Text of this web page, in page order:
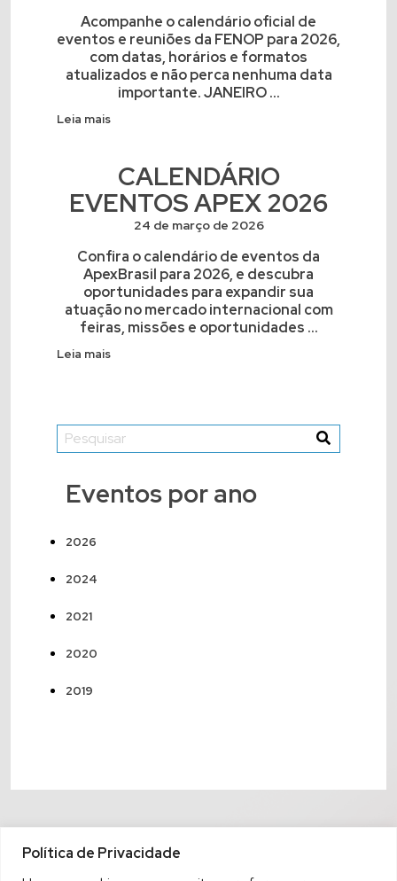
Política de Privacidade
Acompanhe o calendário oficial de
eventos e reuniões da FENOP para 2026,
com datas, horários e formatos
atualizados e não perca nenhuma data
importante. JANEIRO ...
Leia mais
CALENDÁRIO
EVENTOS APEX 2026
24 de março de 2026
Confira o calendário de eventos da
ApexBrasil para 2026, e descubra
oportunidades para expandir sua
atuação no mercado internacional com
feiras, missões e oportunidades ...
Leia mais
Eventos por ano
2026
2024
2021
2020
2019